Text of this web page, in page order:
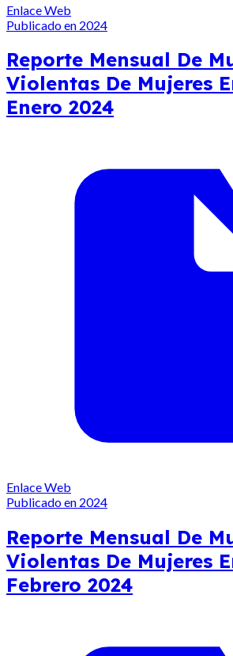
Enlace Web
Publicado en 2024
Reporte Mensual De
Violentas De Mujeres
Enero 2024
Enlace Web
Publicado en 2024
Reporte Mensual De
Violentas De Mujeres
Febrero 2024